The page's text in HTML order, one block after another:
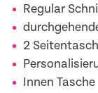
Regular
2
Innen Tasche